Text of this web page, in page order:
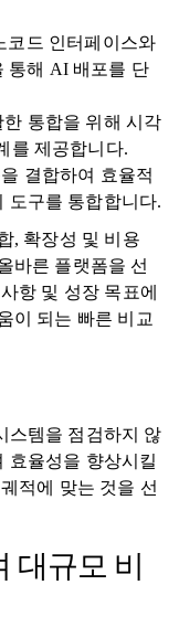
코드 인터페이스와
통해 AI 배포를 단
한 통합을 위해 시각
를 제공합니다.
결합하여 효율적
도구를 통합합니다.
, 확장성 및 비용
바른 플랫폼을 선
항 및 성장 목표에
이 되는 빠른 비교
스템을 점검하지 않
효율성을 향상시킬
적에 맞는 것을 선
대규모 비